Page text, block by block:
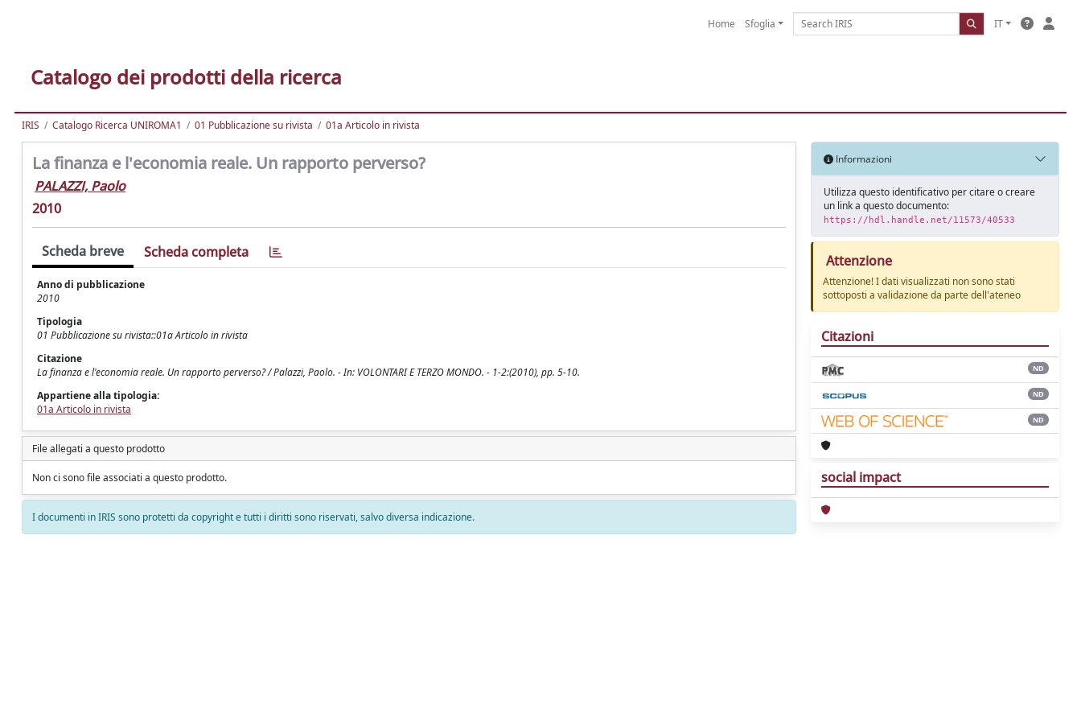
Home Sfoglia IT
Catalogo dei prodotti della ricerca
IRIS Catalogo Ricerca UNIROMA1 01 Pubblicazione su rivista 01a Articolo in rivista
La finanza e l'economia reale. Un rapporto perverso?
PALAZZI, Paolo
2010
Scheda breve Scheda completa
Anno di pubblicazione
2010
Tipologia
01 Pubblicazione su rivista::01a Articolo in rivista
Citazione
La finanza e l'economia reale. Un rapporto perverso? / Palazzi, Paolo. - In: VOLONTARI E TERZO MONDO. - 1-2:(2010), pp. 5-10.
Appartiene alla tipologia:
01a Articolo in rivista
File allegati a questo prodotto
Non ci sono file associati a questo prodotto.
I documenti in IRIS sono protetti da copyright e tutti i diritti sono riservati, salvo diversa indicazione.
Informazioni
Utilizza questo identificativo per citare o creare
un link a questo documento:
https://hdl.handle.net/11573/40533
Attenzione
Attenzione! I dati visualizzati non sono stati
sottoposti a validazione da parte dell'ateneo
Citazioni
ND
ND
ND
social impact